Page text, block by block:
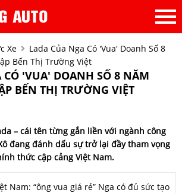
Xe
Lada Của Nga Có 'vua' Doanh Số 8
Bến Thị Trường Việt
CÓ 'VUA' DOANH SỐ 8 NĂM
BẾN THỊ TRƯỜNG VIỆT
– cái tên từng gắn liền với ngành công
đang đánh dấu sự trở lại đầy tham vọng
thức cập cảng Việt Nam.